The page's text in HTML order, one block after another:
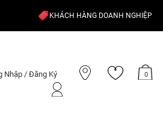
KHÁCH HÀNG DOANH NGHIỆP
Nhập / Đăng Ký 0